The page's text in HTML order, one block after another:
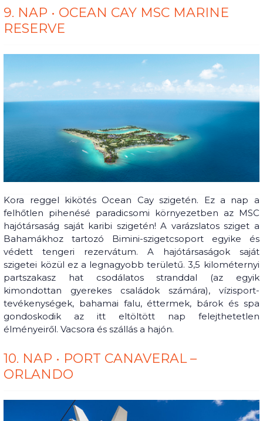
9. NAP • OCEAN CAY MSC MARINE
RESERVE
Kora reggel kikötés Ocean Cay szigetén. Ez a nap a
felhőtlen pihenésé paradicsomi környezetben az MSC
hajótársaság saját karibi szigetén! A varázslatos sziget a
Bahamákhoz tartozó Bimini-szigetcsoport egyike és
védett tengeri rezervátum. A hajótársaságok saját
szigetei közül ez a legnagyobb területű. 3,5 kilométernyi
partszakasz hat csodálatos stranddal (az egyik
kimondottan gyerekes családok számára), vízisport-
tevékenységek, bahamai falu, éttermek, bárok és spa
gondoskodik az itt eltöltött nap felejthetetlen
élményeiről. Vacsora és szállás a hajón.
10. NAP • PORT CANAVERAL –
ORLANDO